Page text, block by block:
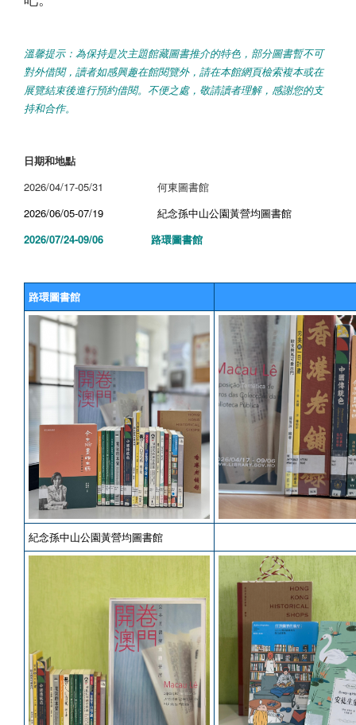
溫馨提示：為保持是次主題館藏圖書推介的特色，部分圖書暫不可
對外借閱，讀者如感興趣在館閱覽外，請在本館網頁檢索複本或在
展覽結束後進行預約借閱。不便之處，敬請讀者理解，感謝您的支
持和合作。
日期和地點
2026/04/17-05/31 何東圖書館
2026/06/05-07/19 紀念孫中山公園黃營均圖書館
2026/07/24-09/06 路環圖書館
路環圖書館
紀念孫中山公園黃營均圖書館